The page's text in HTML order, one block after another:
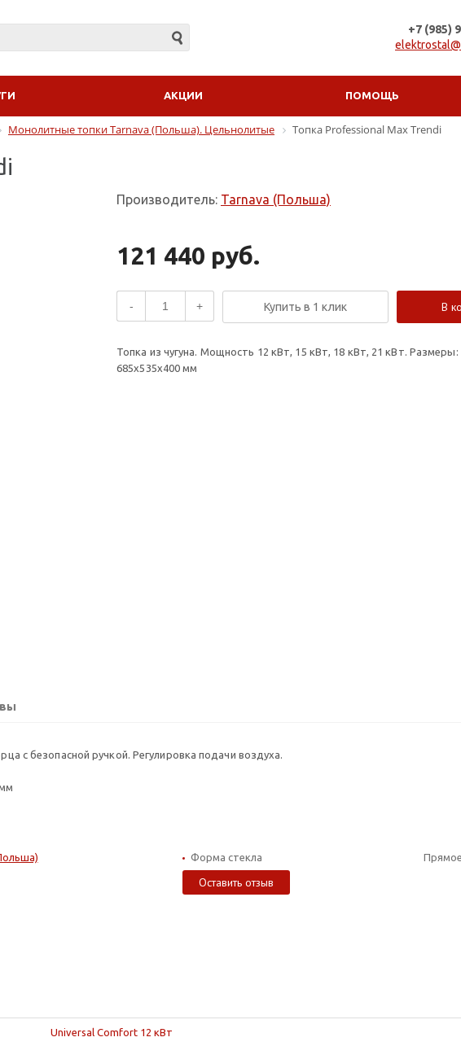
+7 (985)
АКЦИИ ПОМОЩЬ
Монолитные топки Tarnava (Польша). Цельнолитые Топка Professional Max Trendi
Производитель: Tarnava (Польша)
121 440 руб.
- + Купить в 1 клик В
Топка из чугуна. Мощность 12 кВт, 15 кВт, 18 кВт, 21 кВт.
685х535х400 мм
с безопасной ручкой. Регулировка подачи воздуха.
Форма стекла Прямое
Оставить отзыв
Universal Comfort 12 кВт